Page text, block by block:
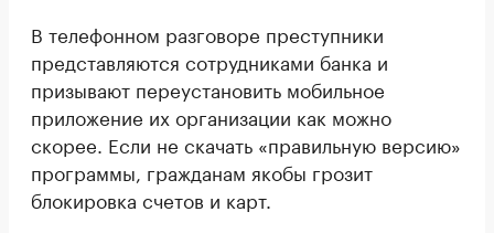
В телефонном разговоре преступники
представляются сотрудниками банка и
призывают переустановить мобильное
приложение их организации как можно
скорее. Если не скачать «правильную версию»
программы, гражданам якобы грозит
блокировка счетов и карт.